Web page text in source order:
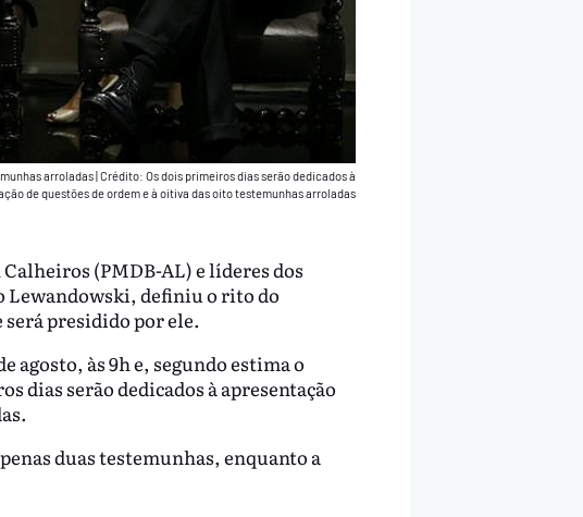
arroladas|Crédito: Os dois primeiros dias serão dedicados à
de questões de ordem e à oitiva das oito testemunhas arroladas
(PMDB-AL) e líderes dos
Lewandowski, definiu o rito do
presidido por ele.
às 9h e, segundo estima o
serão dedicados à apresentação
duas testemunhas, enquanto a